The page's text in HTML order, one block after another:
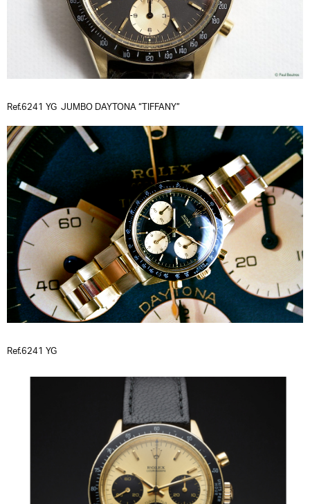
Ref.6241 YG JUMBO DAYTONA “TIFFANY”
Ref.6241 YG